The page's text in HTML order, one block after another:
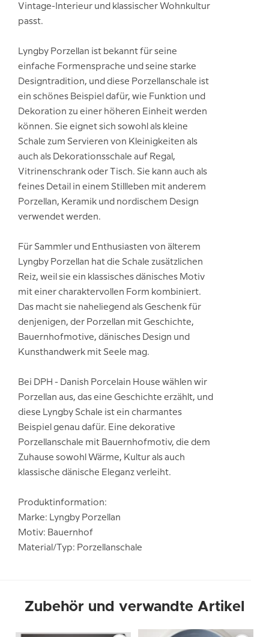
Vintage-Interieur und klassischer Wohnkultur
passt.
Lyngby Porzellan ist bekannt für seine
einfache Formensprache und seine starke
Designtradition, und diese Porzellanschale ist
ein schönes Beispiel dafür, wie Funktion und
Dekoration zu einer höheren Einheit werden
können. Sie eignet sich sowohl als kleine
Schale zum Servieren von Kleinigkeiten als
auch als Dekorationsschale auf Regal,
Vitrinenschrank oder Tisch. Sie kann auch als
feines Detail in einem Stillleben mit anderem
Porzellan, Keramik und nordischem Design
verwendet werden.
Für Sammler und Enthusiasten von älterem
Lyngby Porzellan hat die Schale zusätzlichen
Reiz, weil sie ein klassisches dänisches Motiv
mit einer charaktervollen Form kombiniert.
Das macht sie naheliegend als Geschenk für
denjenigen, der Porzellan mit Geschichte,
Bauernhofmotive, dänisches Design und
Kunsthandwerk mit Seele mag.
Bei DPH - Danish Porcelain House wählen wir
Porzellan aus, das eine Geschichte erzählt, und
diese Lyngby Schale ist ein charmantes
Beispiel genau dafür. Eine dekorative
Porzellanschale mit Bauernhofmotiv, die dem
Zuhause sowohl Wärme, Kultur als auch
klassische dänische Eleganz verleiht.
Produktinformation:
Marke: Lyngby Porzellan
Motiv: Bauernhof
Material/Typ: Porzellanschale
Zubehör und verwandte Artikel